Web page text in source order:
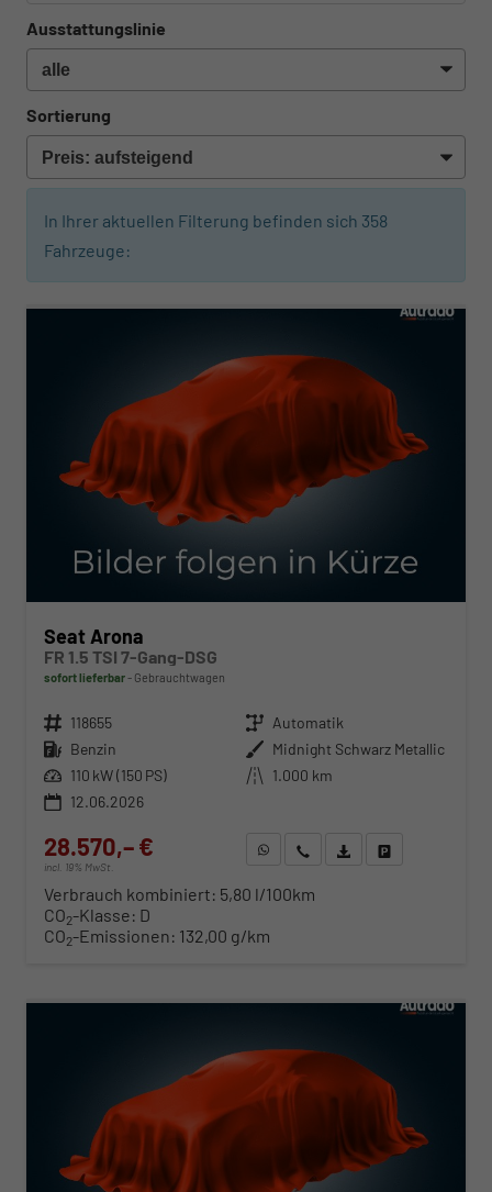
Ausstattungslinie
Sortierung
In Ihrer aktuellen Filterung befinden sich 358
Fahrzeuge:
ab 290,– € mtl.
Seat Arona
FR 1.5 TSI 7-Gang-DSG
sofort lieferbar Gebrauchtwagen
Fahrzeugnr. 118655 Getriebe Automatik
Kraftstoff Benzin Außenfarbe Midnight Schwarz Metallic
Leistung 110 kW (150 PS) Kilometerstand 1.000 km
12.06.2026
28.570,– €
incl. 19% MwSt.
WhatsApp anfragen
Wir rufen Sie anFahrzeugexposé (PDF)
Verbrauch kombiniert: 5,80 l/100km
CO2-Klasse: D
CO2-Emissionen: 132,00 g/km